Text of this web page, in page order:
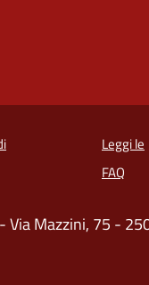
in un'altra scheda).
Leggi le
FAQ
- Via Mazzini, 75 -